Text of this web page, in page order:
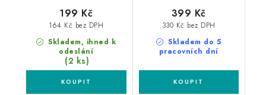
Skladem, ihned k
odeslání
(2 ks)
164 Kč bez DPH
199 Kč
Skladem do 5
pracovních dní
330 Kč bez DPH
399 Kč